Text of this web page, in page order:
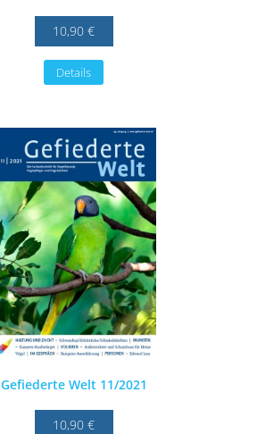
10,90 €
Details
Gefiederte Welt 11/2021
10,90 €